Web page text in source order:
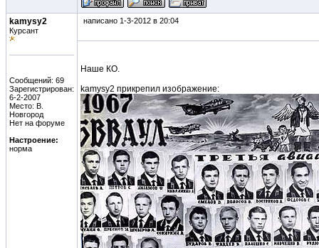
kamysy2
Курсант
Сообщений: 69
Зарегистрирован:
6-2-2007
Место: В.
Новгород
Нет на форуме
Настроение:
норма
написано 1-3-2012 в 20:04
Наше КО.
kamysy2 прикрепил изображение: